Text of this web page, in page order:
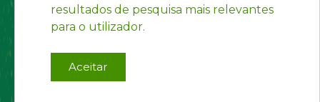
resultados de pesquisa mais relevantes
para o utilizador.
Aceitar